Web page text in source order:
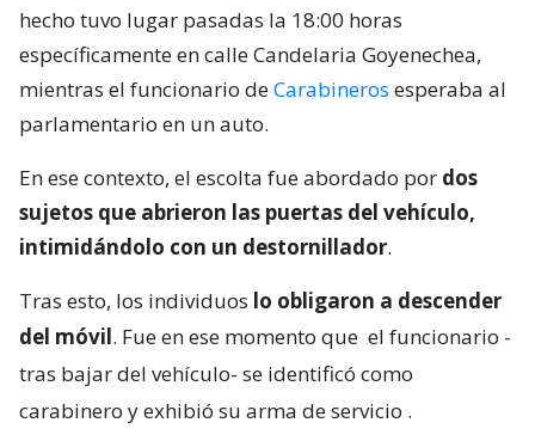
hecho tuvo lugar pasadas la 18:00 horas
específicamente en calle Candelaria Goyenechea,
mientras el funcionario deCarabineros esperaba al
parlamentario en un auto.
En ese contexto, el escolta fue abordado por dos
sujetos que abrieron las puertas del vehículo,
intimidándolo con un destornillador.
Tras esto, los individuos lo obligaron a descender
del móvil. Fue en ese momento que el funcionario -
tras bajar del vehículo- se identificó como
carabinero y exhibió su arma de servicio .